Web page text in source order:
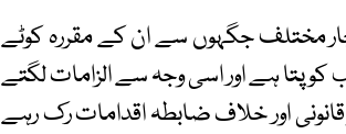
مختلف جگہوں سے ان کے مقررہ کوٹے
پتا ہے اور اسی وجہ سے الزامات لگتے
اور خلاف ضابطہ اقدامات رک رہے